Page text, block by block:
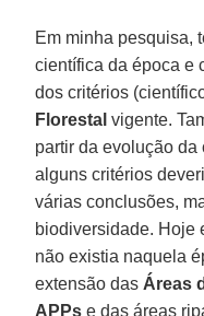
Em minha pesquisa,
científica da época e
dos critérios
Florestal vigente.
partir da evolução
alguns critérios
várias conclusões,
biodiversidade. Hoje
não existia naquela
extensão das Áreas
APPs e das áreas